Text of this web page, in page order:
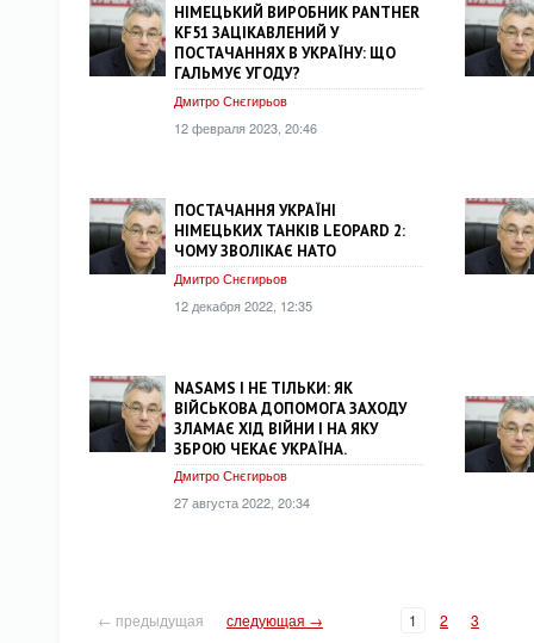
НІМЕЦЬКИЙ ВИРОБНИК PANTHER
KF51 ЗАЦІКАВЛЕНИЙ У
ПОСТАЧАННЯХ В УКРАЇНУ: ЩО
ГАЛЬМУЄ УГОДУ?
Дмитро Снєгирьов
12 февраля 2023, 20:46
ПОСТАЧАННЯ УКРАЇНІ
НІМЕЦЬКИХ ТАНКІВ LEOPARD 2:
ЧОМУ ЗВОЛІКАЄ НАТО
Дмитро Снєгирьов
12 декабря 2022, 12:35
NASAMS І НЕ ТІЛЬКИ: ЯК
ВІЙСЬКОВА ДОПОМОГА ЗАХОДУ
ЗЛАМАЄ ХІД ВІЙНИ І НА ЯКУ
ЗБРОЮ ЧЕКАЄ УКРАЇНА.
Дмитро Снєгирьов
27 августа 2022, 20:34
← предыдущая следующая → 1 2 3